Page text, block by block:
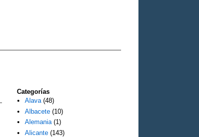
Categorías
Alava (48)
Albacete (10)
Alemania (1)
Alicante (143)